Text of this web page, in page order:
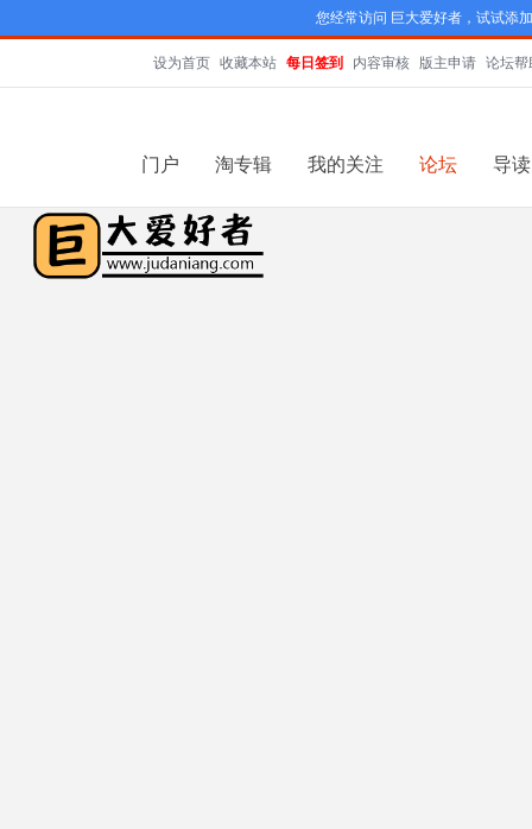
您经常访问 巨大爱好者，试试添
设为首页 收藏本站 每日签到 内容审核 版主申请 论坛帮
门户 淘专辑 我的关注 论坛 导读